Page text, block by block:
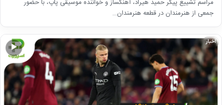
مراسم تشییع پیکر حمید هیراد، آهنگساز و خواننده موسیقی پاپ، با حضور
جمعی از هنرمندان در قطعه هنرمندان…
▶
اخبار